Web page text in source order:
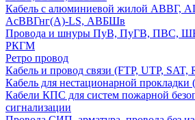
Кабель с алюминиевой жилой АВВГ,
АсВВГнг(А)-LS, АВБШв
Провода и шнуры ПуВ, ПуГВ, ПВС,
РКГМ
Ретро провод
Кабель и провод связи (FTP, UTP, SAT,
Кабель для нестационарной
Кабели КПС для систем пожарной
сигнализации